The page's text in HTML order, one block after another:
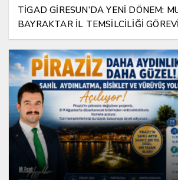
TİGAD GİRESUN’DA YENİ DÖNEM:
BAYRAKTAR İL TEMSİLCİLİĞİ